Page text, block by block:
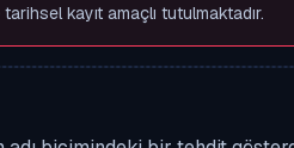
kayıt amaçlı tutulmaktadır.